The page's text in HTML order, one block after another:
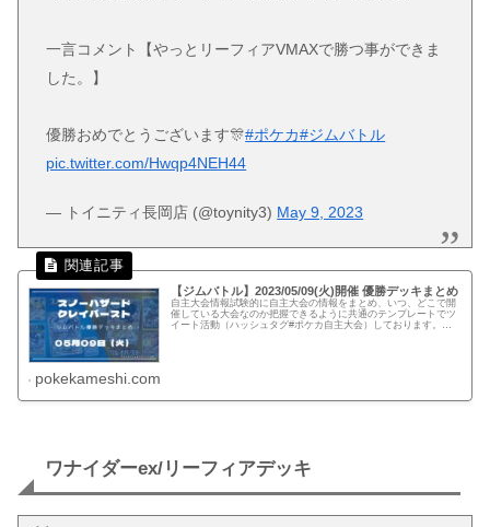
一言コメント【やっとリーフィアVMAXで勝つ事ができま
した。】
優勝おめでとうございます🎊#ポケカ#ジムバトル
pic.twitter.com/Hwqp4NEH44
— トイニティ長岡店 (@toynity3) May 9, 2023
【ジムバトル】2023/05/09(火)開催 優勝デッキまとめ
自主大会情報試験的に自主大会の情報をまとめ、いつ、どこで開
催している大会なのか把握できるように共通のテンプレートでツ
イート活動（ハッシュタグ#ポケカ自主大会）しております。下
pokekameshi.com
ワナイダーex/リーフィアデッキ